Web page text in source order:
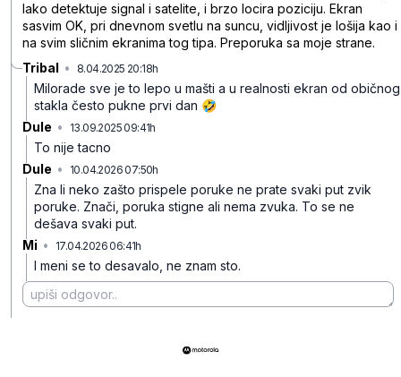
lako detektuje signal i satelite, i brzo locira poziciju. Ekran
sasvim OK, pri dnevnom svetlu na suncu, vidljivost je lošija kao i
na svim sličnim ekranima tog tipa. Preporuka sa moje strane.
Tribal • 8.04.2025 20:18h
Milorade sve je to lepo u mašti a u realnosti ekran od običnog
stakla često pukne prvi dan 🤣
Dule • 13.09.2025 09:41h
To nije tacno
Dule • 10.04.2026 07:50h
Zna li neko zašto prispele poruke ne prate svaki put zvik
poruke. Znači, poruka stigne ali nema zvuka. To se ne
dešava svaki put.
Mi • 17.04.2026 06:41h
I meni se to desavalo, ne znam sto.